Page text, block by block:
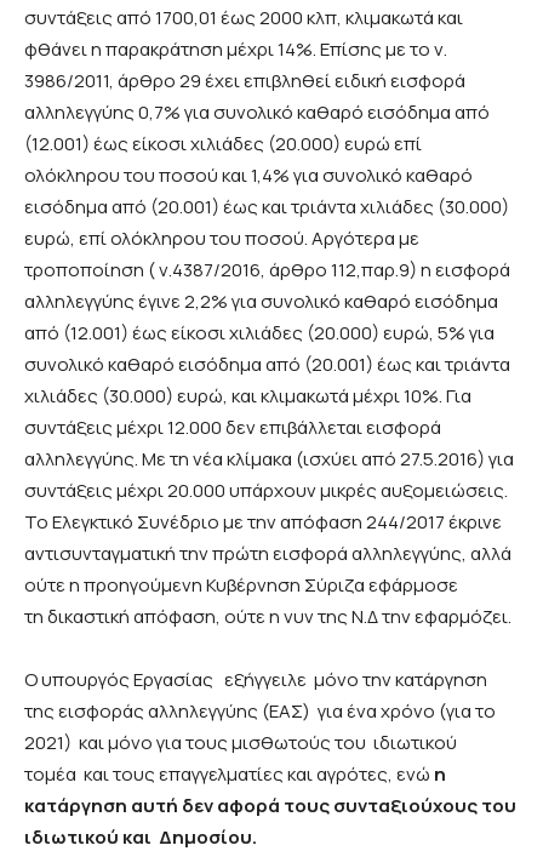
συντάξεις από 1700,01 έως 2000 κλπ, κλιμακωτά και
φθάνει η παρακράτηση μέχρι 14%. Επίσης με το ν.
3986/2011, άρθρο 29 έχει επιβληθεί ειδική εισφορά
αλληλεγγύης 0,7% για συνολικό καθαρό εισόδημα από
(12.001) έως είκοσι χιλιάδες (20.000) ευρώ επί
ολόκληρου του ποσού και 1,4% για συνολικό καθαρό
εισόδημα από (20.001) έως και τριάντα χιλιάδες (30.000)
ευρώ, επί ολόκληρου του ποσού. Αργότερα με
τροποποίηση ( ν.4387/2016, άρθρο 112,παρ.9) η εισφορά
αλληλεγγύης έγινε 2,2% για συνολικό καθαρό εισόδημα
από (12.001) έως είκοσι χιλιάδες (20.000) ευρώ, 5% για
συνολικό καθαρό εισόδημα από (20.001) έως και τριάντα
χιλιάδες (30.000) ευρώ, και κλιμακωτά μέχρι 10%. Για
συντάξεις μέχρι 12.000 δεν επιβάλλεται εισφορά
αλληλεγγύης. Με τη νέα κλίμακα (ισχύει από 27.5.2016) για
συντάξεις μέχρι 20.000 υπάρχουν μικρές αυξομειώσεις.
Το Ελεγκτικό Συνέδριο με την απόφαση 244/2017 έκρινε
αντισυνταγματική την πρώτη εισφορά αλληλεγγύης, αλλά
ούτε η προηγούμενη Κυβέρνηση Σύριζα εφάρμοσε
τη δικαστική απόφαση, ούτε η νυν της Ν.Δ την εφαρμόζει.
Ο υπουργός Εργασίας εξήγγειλε μόνο την κατάργηση
της εισφοράς αλληλεγγύης (ΕΑΣ) για ένα χρόνο (για το
2021) και μόνο για τους μισθωτούς του ιδιωτικού
τομέα και τους επαγγελματίες και αγρότες, ενώ η
κατάργηση αυτή δεν αφορά τους συνταξιούχους του
ιδιωτικού και Δημοσίου.